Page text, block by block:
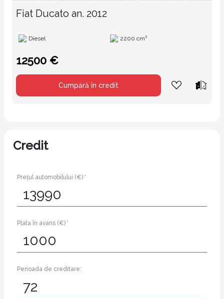
Fiat Ducato an. 2012
Diesel 2200 cm³
12500 €
Cumpără în credit
Credit
Prețul automobilului (€) *
Plata în avans (€) *
Perioada de creditare: